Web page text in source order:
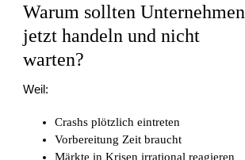
Warum sollten Unternehmen
jetzt handeln und nicht
warten?
Weil:
Crashs plötzlich eintreten
Vorbereitung Zeit braucht
Märkte in Krisen irrational reagieren